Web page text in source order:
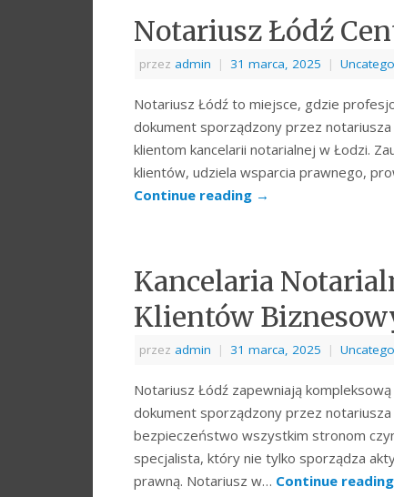
Notariusz Łódź
przez admin | 31 marca, 2025 |
Notariusz Łódź to miejsce, gdzie
dokument sporządzony przez
klientom kancelarii notarialnej w Łodzi.
klientów, udziela wsparcia prawnego,
Continue reading →
Kancelaria
Klientów
przez admin | 31 marca, 2025 |
Notariusz Łódź zapewniają
dokument sporządzony przez
bezpieczeństwo wszystkim stronom
specjalista, który nie tylko sporządza
prawną. Notariusz w… Continue reading